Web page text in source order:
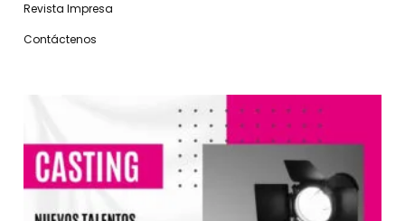
Revista Impresa
Contáctenos